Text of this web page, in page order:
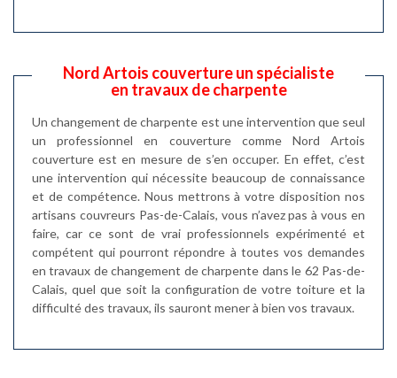
Nord Artois couverture un spécialiste
en travaux de charpente
Un changement de charpente est une intervention que seul
un professionnel en couverture comme Nord Artois
couverture est en mesure de s’en occuper. En effet, c’est
une intervention qui nécessite beaucoup de connaissance
et de compétence. Nous mettrons à votre disposition nos
artisans couvreurs Pas-de-Calais, vous n’avez pas à vous en
faire, car ce sont de vrai professionnels expérimenté et
compétent qui pourront répondre à toutes vos demandes
en travaux de changement de charpente dans le 62 Pas-de-
Calais, quel que soit la configuration de votre toiture et la
difficulté des travaux, ils sauront mener à bien vos travaux.